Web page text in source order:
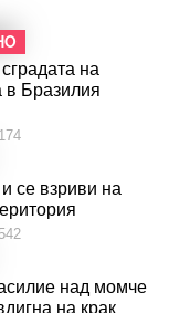
на
в Бразилия
174
се взриви на
542
над момче
на крак